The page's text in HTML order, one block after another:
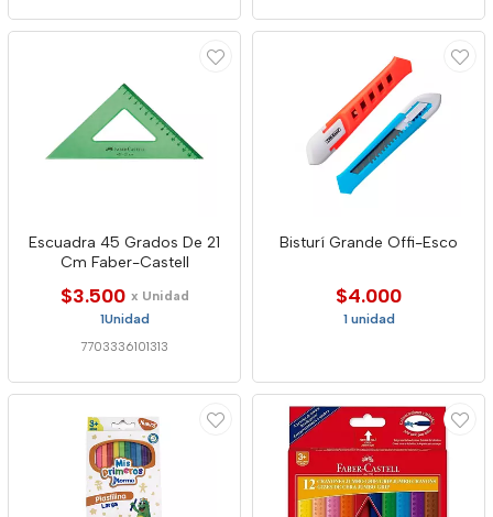
Escuadra 45 Grados De 21
Cm Faber-Castell
$3.500 x Unidad
1Unidad
7703336101313
Bisturí Grande Offi-Esco
$4.000
1 unidad